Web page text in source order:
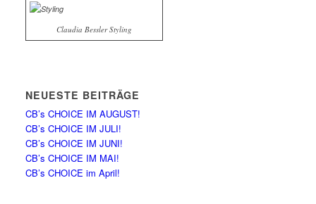
Claudia Bessler Styling
NEUESTE BEITRÄGE
CB’s CHOICE IM AUGUST!
CB’s CHOICE IM JULI!
CB’s CHOICE IM JUNI!
CB’s CHOICE IM MAI!
CB’s CHOICE im April!